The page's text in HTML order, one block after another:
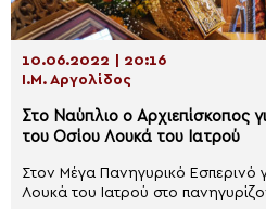
10.06.2022 | 20:16
Ι.Μ. Αργολίδος
Στο Ναύπλιο ο Αρχιεπίσκοπος
του Οσίου Λουκά του Ιατρού
Στον Μέγα Πανηγυρικό Εσπερινό
Λουκά του Ιατρού στο